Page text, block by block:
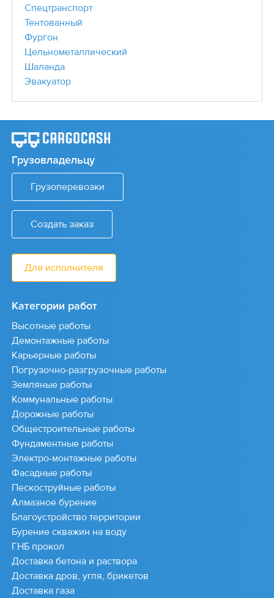
Спецтранспорт
Тентованный
Фургон
Цельнометаллический
Шаланда
Эвакуатор
Грузовладельцу
Грузоперевозки
Создать заказ
Для исполнителя
Категории работ
Высотные работы
Демонтажные работы
Карьерные работы
Погрузочно-разгрузочные работы
Земляные работы
Коммунальные работы
Дорожные работы
Общестроительные работы
Фундаментные работы
Электро-монтажные работы
Фасадные работы
Пескоструйные работы
Алмазное бурение
Благоустройство территории
Бурение скважин на воду
ГНБ прокол
Доставка бетона и раствора
Доставка дров, угля, брикетов
Доставка газа